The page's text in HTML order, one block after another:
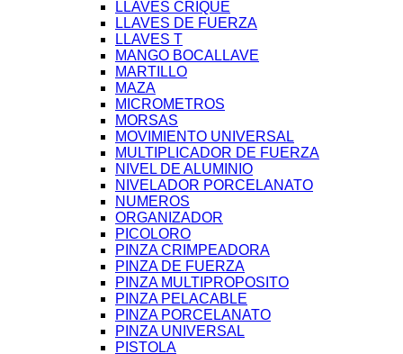
LLAVES CRIQUE
LLAVES DE FUERZA
LLAVES T
MANGO BOCALLAVE
MARTILLO
MAZA
MICROMETROS
MORSAS
MOVIMIENTO UNIVERSAL
MULTIPLICADOR DE FUERZA
NIVEL DE ALUMINIO
NIVELADOR PORCELANATO
NUMEROS
ORGANIZADOR
PICOLORO
PINZA CRIMPEADORA
PINZA DE FUERZA
PINZA MULTIPROPOSITO
PINZA PELACABLE
PINZA PORCELANATO
PINZA UNIVERSAL
PISTOLA